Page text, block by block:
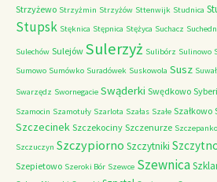
Strzyżewo Strzyżmin Strzyżów Sttenwijk Studnica
Stupsk Stęknica Stępnica Stężyca Suchacz
Sulechów Sulejów Sulerzyż Sulibórz Sulinowo
Sumowo Sumówko Suradówek Suskowola Susz
Swarzędz Swornegacie Swąderki Swędkowo
Szamocin Szamotuły Szarlota Szałas Szałe Szałkowo
Szczecinek Szczekociny Szczenurze
Szczuczyn Szczypiorno Szczytniki
Szepietowo Szeroki Bór Szewce Szewnica